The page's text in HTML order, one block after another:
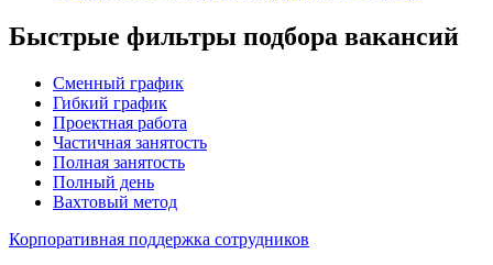
Быстрые фильтры подбора вакансий
Сменный график
Гибкий график
Проектная работа
Частичная занятость
Полная занятость
Полный день
Вахтовый метод
Корпоративная поддержка сотрудников